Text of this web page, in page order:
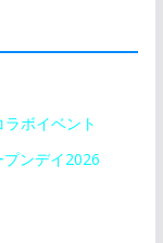
ボイベント
ンデイ2026